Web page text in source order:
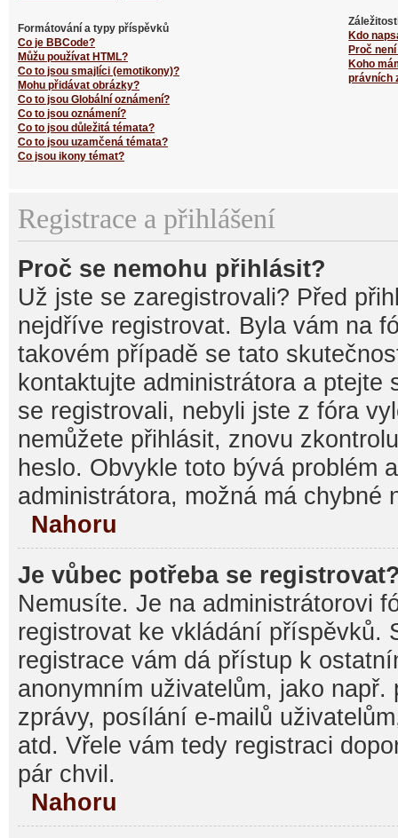
Formátování a typy příspěvků
Co je BBCode?
Můžu používat HTML?
Co to jsou smajlíci (emotikony)?
Mohu přidávat obrázky?
Co to jsou Globální oznámení?
Co to jsou oznámení?
Co to jsou důležitá témata?
Co to jsou uzamčená témata?
Co jsou ikony témat?
Kdo
Proč
Koho
právních
Registrace a přihlášení
Proč se nemohu přihlásit?
Už jste se zaregistrovali? Před
nejdříve registrovat. Byla vám na
takovém případě se tato
kontaktujte administrátora a ptejte
se registrovali, nebyli jste z fóra
nemůžete přihlásit, znovu
heslo. Obvykle toto bývá problém
administrátora, možná má chybné
Nahoru
Je vůbec potřeba se
Nemusíte. Je na administrátorovi
registrovat ke vkládání příspěvků.
registrace vám dá přístup k
anonymním uživatelům, jako např.
zprávy, posílání e-mailů
atd. Vřele vám tedy registraci
pár chvil.
Nahoru